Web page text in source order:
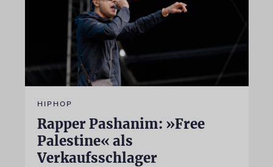
HIPHOP
Rapper Pashanim: »Free
Palestine« als
Verkaufsschlager